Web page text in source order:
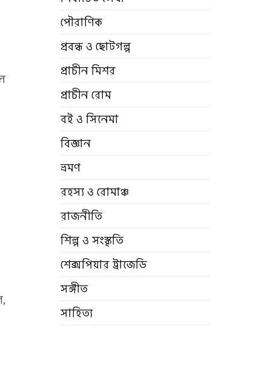
পৌরাণিক
প্রবন্ধ ও ছোটগল্প
প্রাচীন মিশর
প্রাচীন রোম
বই ও সিনেমা
বিজ্ঞান
ভ্রমণ
রহস্য ও রোমাঞ্চ
রাজনীতি
শিল্প ও সংস্কৃতি
শেক্সপিয়ার ট্রাজেডি
সঙ্গীত
সাহিত্য